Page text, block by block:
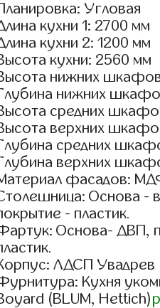
Угловая
кухни 1: 2700 мм
кухни 2: 1200 мм
кухни: 2560 мм
нижних
нижних
средних
верхних
средних
верхних
фасадов:
Основа -
- пластик.
Основа- ДВП,
ЛДСП Увадрев
Кухня
(BLUM, Hettich)